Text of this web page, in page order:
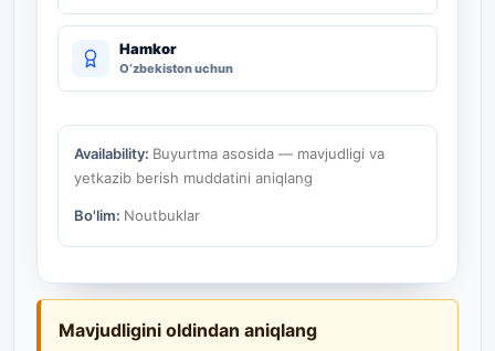
Hamkor
O‘zbekiston uchun
Availability: Buyurtma asosida — mavjudligi va
yetkazib berish muddatini aniqlang
Bo'lim: Noutbuklar
Mavjudligini oldindan aniqlang